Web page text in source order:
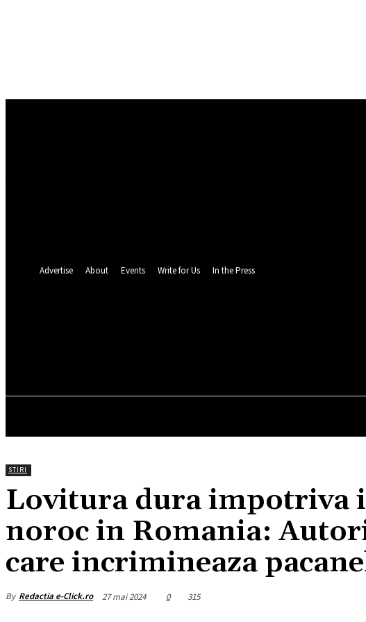
Advertise About Events Write for Us In the Press
STIRI
Lovitura dura impotriva
noroc in Romania:
care incrimineaza
By Redactia e-Click.ro 27 mai 2024 0 315